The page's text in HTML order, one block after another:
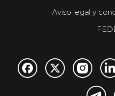
Aviso legal y